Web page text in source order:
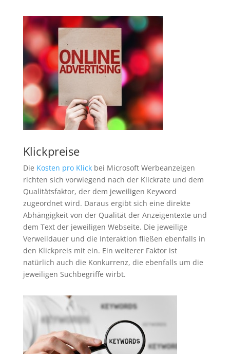
Klickpreise
Die Kosten pro Klickbei Microsoft Werbeanzeigen
richten sich vorwiegend nach der Klickrate und dem
Qualitätsfaktor, der dem jeweiligen Keyword
zugeordnet wird. Daraus ergibt sich eine direkte
Abhängigkeit von der Qualität der Anzeigentexte und
dem Text der jeweiligen Webseite. Die jeweilige
Verweildauer und die Interaktion fließen ebenfalls in
den Klickpreis mit ein. Ein weiterer Faktor ist
natürlich auch die Konkurrenz, die ebenfalls um die
jeweiligen Suchbegriffe wirbt.